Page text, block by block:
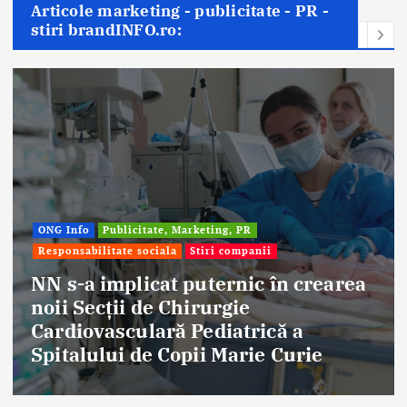
Articole marketing - publicitate - PR -
stiri brandINFO.ro:
ONG Info
Publicitate, Marketing, PR
Responsabilitate sociala
Stiri companii
NN s-a implicat puternic în crearea
noii Secții de Chirurgie
Cardiovasculară Pediatrică a
Spitalului de Copii Marie Curie